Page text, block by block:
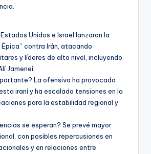
Unidos e Israel lanzaron la
Épica” contra Irán, atacando
y líderes de alto nivel, incluyendo
Jameneí.
La ofensiva ha provocado
iraní y ha escalado tensiones en la
para la estabilidad regional y
se esperan? Se prevé mayor
con posibles repercusiones en
y en relaciones entre